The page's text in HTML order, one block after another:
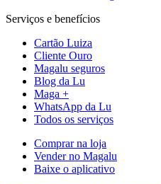
Serviços e benefícios
Cartão Luiza
Cliente Ouro
Magalu seguros
Blog da Lu
Maga +
WhatsApp da Lu
Todos os serviços
Comprar na loja
Vender no Magalu
Baixe o aplicativo